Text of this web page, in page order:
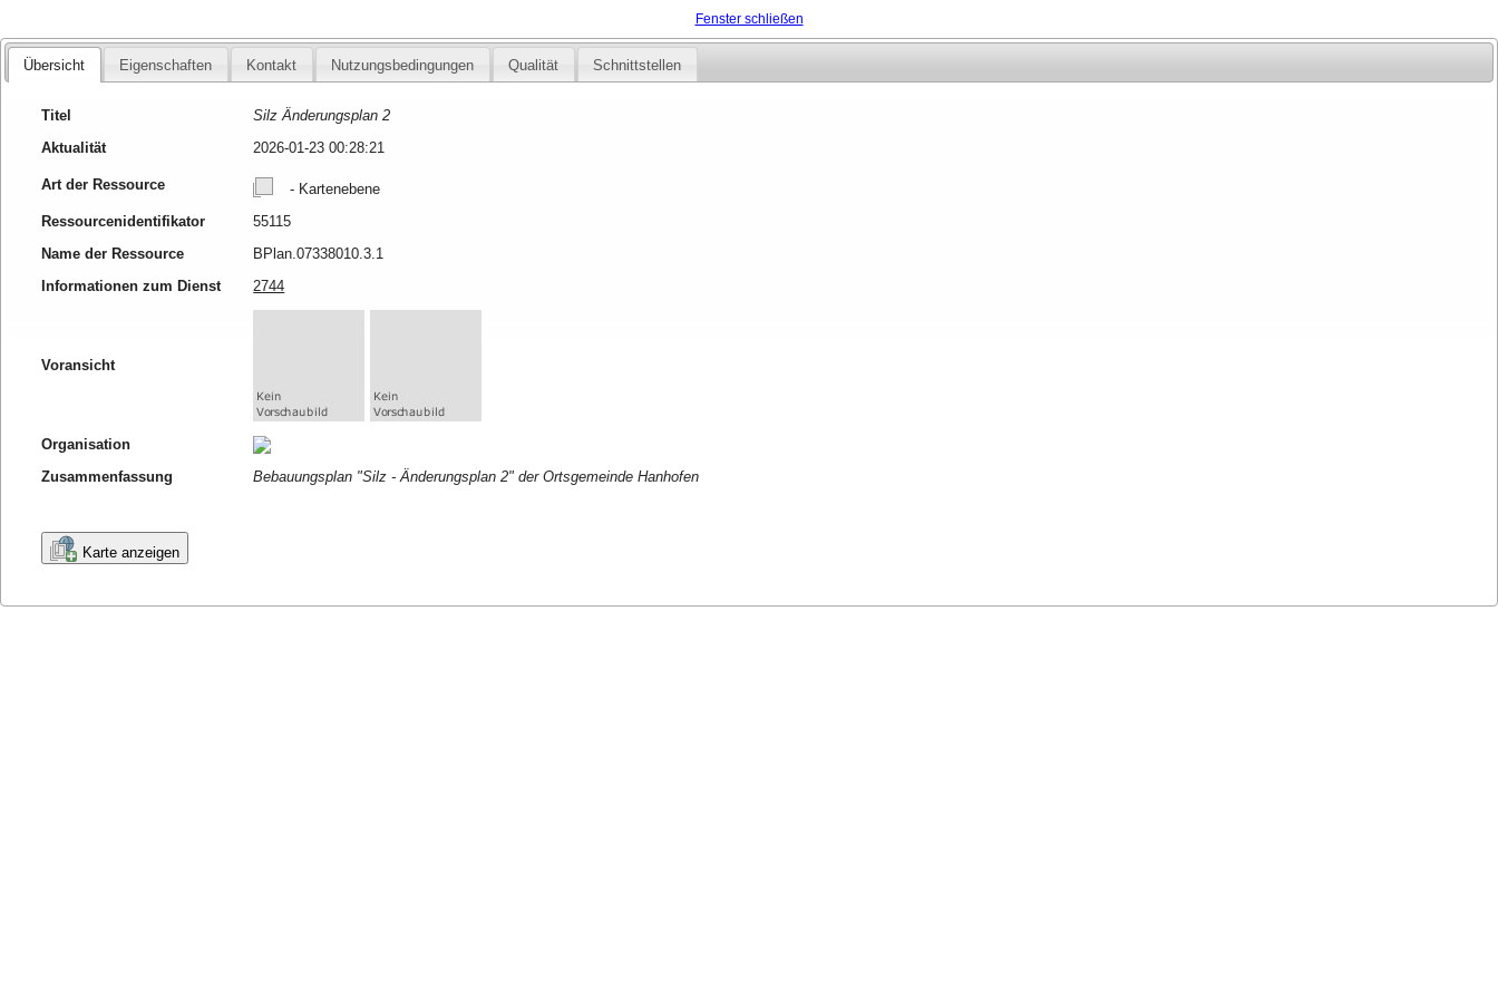
Fenster schließen
Übersicht Eigenschaften Kontakt Nutzungsbedingungen Qualität Schnittstellen
Titel
Silz Änderungsplan 2
Aktualität
2026-01-23 00:28:21
Art der Ressource
- Kartenebene
Ressourcenidentifikator
55115
Name der Ressource
BPlan.07338010.3.1
Informationen zum Dienst
2744
Voransicht
Organisation
Zusammenfassung
Bebauungsplan "Silz - Änderungsplan 2" der Ortsgemeinde Hanhofen
Karte anzeigen